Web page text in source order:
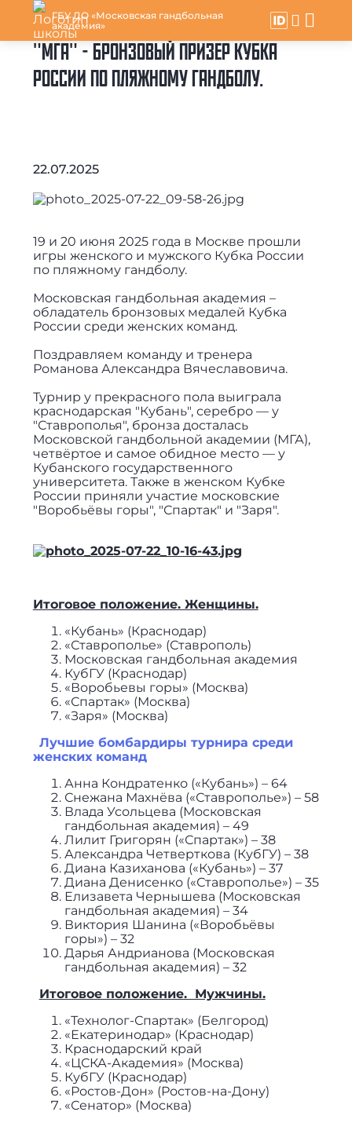
ГБУ ДО «Московская гандбольная
академия»
"МГА" - БРОНЗОВЫЙ ПРИЗЕР КУБКА
РОССИИ ПО ПЛЯЖНОМУ ГАНДБОЛУ.
22.07.2025
19 и 20 июня 2025 года в Москве прошли
игры женского и мужского Кубка России
по пляжному гандболу.
Московская гандбольная академия –
обладатель бронзовых медалей Кубка
России среди женских команд.
Поздравляем команду и тренера
Романова Александра Вячеславовича.
Турнир у прекрасного пола выиграла
краснодарская "Кубань", серебро — у
"Ставрополья", бронза досталась
Московской гандбольной академии (МГА),
четвёртое и самое обидное место — у
Кубанского государственного
университета. Также в женском Кубке
России приняли участие московские
"Воробьёвы горы", "Спартак" и "Заря".
Итоговое положение. Женщины.
«Кубань» (Краснодар)
«Ставрополье» (Ставрополь)
Московская гандбольная академия
КубГУ (Краснодар)
«Воробьевы горы» (Москва)
«Спартак» (Москва)
«Заря» (Москва)
Лучшие бомбардиры турнира среди
женских команд
Анна Кондратенко («Кубань») – 64
Снежана Махнёва («Ставрополье») – 58
Влада Усольцева (Московская
гандбольная академия) – 49
Лилит Григорян («Спартак») – 38
Александра Четверткова (КубГУ) – 38
Диана Казиханова («Кубань») – 37
Диана Денисенко («Ставрополье») – 35
Елизавета Чернышева (Московская
гандбольная академия) – 34
Виктория Шанина («Воробьёвы
горы») – 32
Дарья Андрианова (Московская
гандбольная академия) – 32
Итоговое положение. Мужчины.
«Технолог-Спартак» (Белгород)
«Екатеринодар» (Краснодар)
Краснодарский край
«ЦСКА-Академия» (Москва)
КубГУ (Краснодар)
«Ростов-Дон» (Ростов-на-Дону)
«Сенатор» (Москва)